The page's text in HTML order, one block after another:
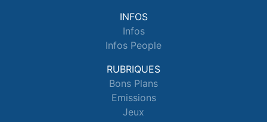
INFOS
Infos
Infos People
RUBRIQUES
Bons Plans
Emissions
Jeux